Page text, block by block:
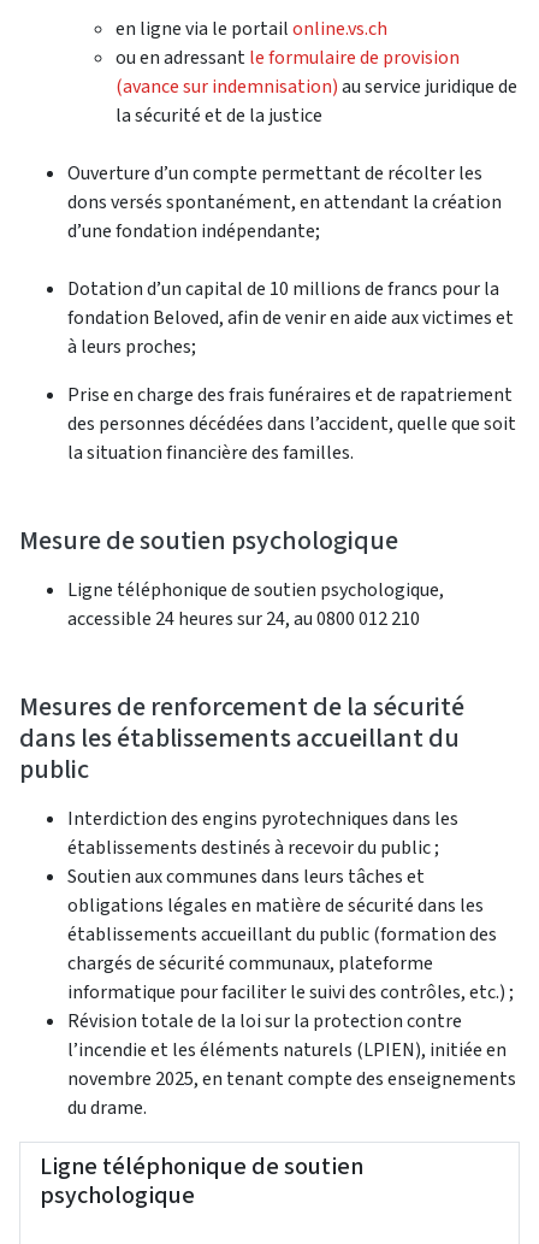
en ligne via le portailonline.vs.ch
ou en adressantle formulaire de provision
(avance sur indemnisation)au service juridique de
la sécurité et de la justice
Ouverture d’un compte permettant de récolter les
dons versés spontanément, en attendant la création
d’une fondation indépendante;
Dotation d’un capital de 10 millions de francs pour la
fondation Beloved, afin de venir en aide aux victimes et
à leurs proches;
Prise en charge des frais funéraires et de rapatriement
des personnes décédées dans l’accident, quelle que soit
la situation financière des familles.
Mesure de soutien psychologique
Ligne téléphonique de soutien psychologique,
accessible 24 heures sur 24, au 0800 012 210
Mesures de renforcement de la sécurité
dans les établissements accueillant du
public
Interdiction des engins pyrotechniques dans les
établissements destinés à recevoir du public ;
Soutien aux communes dans leurs tâches et
obligations légales en matière de sécurité dans les
établissements accueillant du public (formation des
chargés de sécurité communaux, plateforme
informatique pour faciliter le suivi des contrôles, etc.) ;
Révision totale de la loi sur la protection contre
l’incendie et les éléments naturels (LPIEN), initiée en
novembre 2025, en tenant compte des enseignements
du drame.
Ligne téléphonique de soutien
psychologique